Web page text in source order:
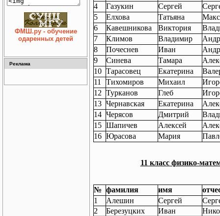
ФМШ.ру - обучение
одаренных детей
Реклама
4
Газукин Сергей
5
Елхова Татьяна
6
Кавешникова Виктория
7
Климов Владимир
8
Почеснев Иван
9
Синева Тамара
10 Тарасовец Екатерина
11
Тихомиров Михаил
12 Турканов Глеб
13 Чернавская Екатерина
14 Черясов Дмитрий
15 Шапичев Алексей
16 Юрасова Мария
11 класс физико-
№ фамилия имя
1
Алешин Сергей
2
Березуцких Иван